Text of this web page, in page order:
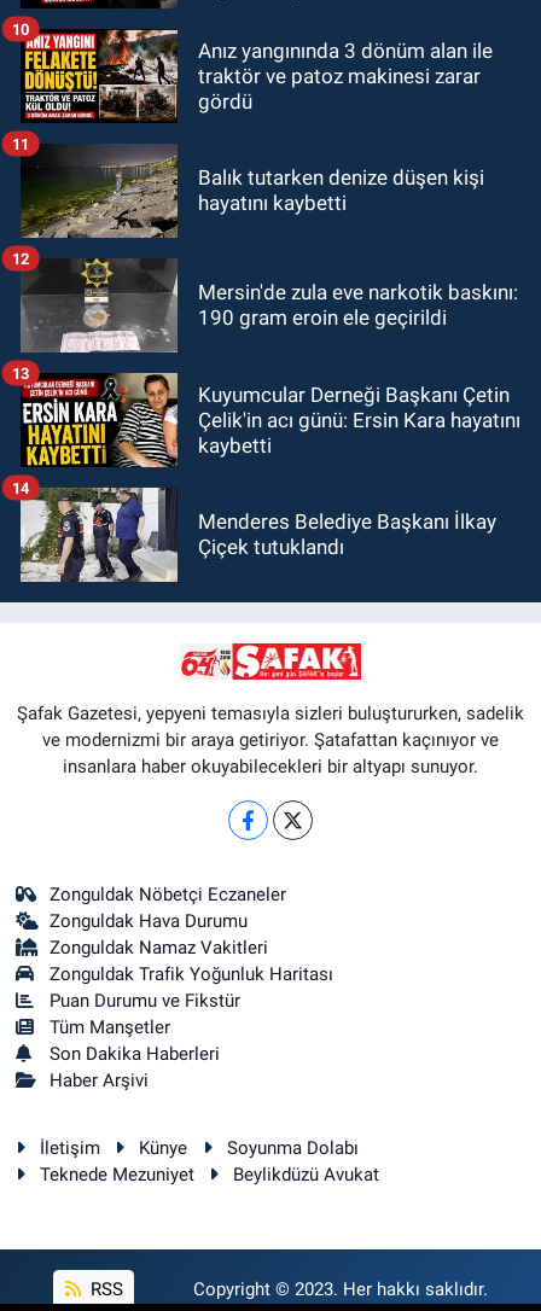
Anız yangınında 3 dönüm alan ile
traktör ve patoz makinesi zarar
gördü
10
Balık tutarken denize düşen kişi
hayatını kaybetti
11
Mersin'de zula eve narkotik baskını:
190 gram eroin ele geçirildi
12
Kuyumcular Derneği Başkanı Çetin
Çelik'in acı günü: Ersin Kara hayatını
kaybetti
13
Menderes Belediye Başkanı İlkay
Çiçek tutuklandı
14
Şafak Gazetesi, yepyeni temasıyla sizleri buluştururken, sadelik
ve modernizmi bir araya getiriyor. Şatafattan kaçınıyor ve
insanlara haber okuyabilecekleri bir altyapı sunuyor.
Zonguldak Nöbetçi Eczaneler
Zonguldak Hava Durumu
Zonguldak Namaz Vakitleri
Zonguldak Trafik Yoğunluk Haritası
Puan Durumu ve Fikstür
Tüm Manşetler
Son Dakika Haberleri
Haber Arşivi
İletişim Künye
Soyunma Dolabı
Teknede Mezuniyet
Beylikdüzü Avukat
RSS Copyright © 2023. Her hakkı saklıdır.